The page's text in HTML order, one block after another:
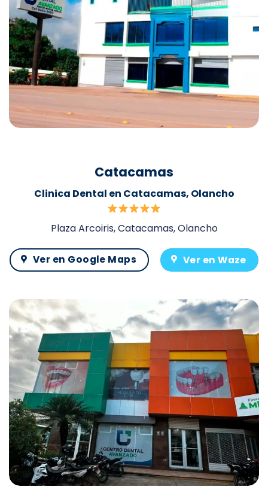
Catacamas
Clinica Dental en Catacamas, Olancho
Plaza Arcoiris, Catacamas, Olancho
Ver en Google Maps Ver en Waze